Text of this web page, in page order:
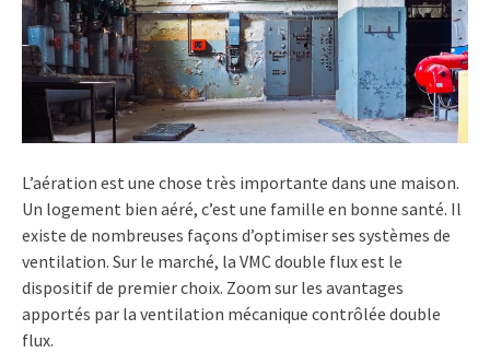
L’aération est une chose très importante dans une maison.
Un logement bien aéré, c’est une famille en bonne santé. Il
existe de nombreuses façons d’optimiser ses systèmes de
ventilation. Sur le marché, la VMC double flux est le
dispositif de premier choix. Zoom sur les avantages
apportés par la ventilation mécanique contrôlée double
flux.